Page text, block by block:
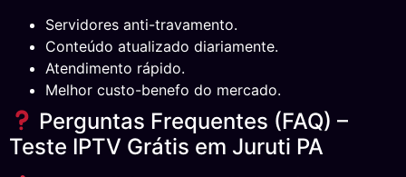
Servidores anti-travamento.
Conteúdo atualizado diariamente.
Atendimento rápido.
Melhor custo-benefo do mercado.
Perguntas Frequentes (FAQ) –
Teste IPTV Grátis em Juruti PA